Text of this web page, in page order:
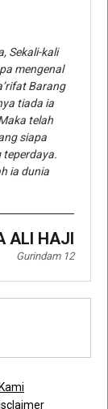
Sekali-kali
mengenal
Barang
tiada ia
telah
siapa
teperdaya.
ia dunia
ALI HAJI
Gurindam 12